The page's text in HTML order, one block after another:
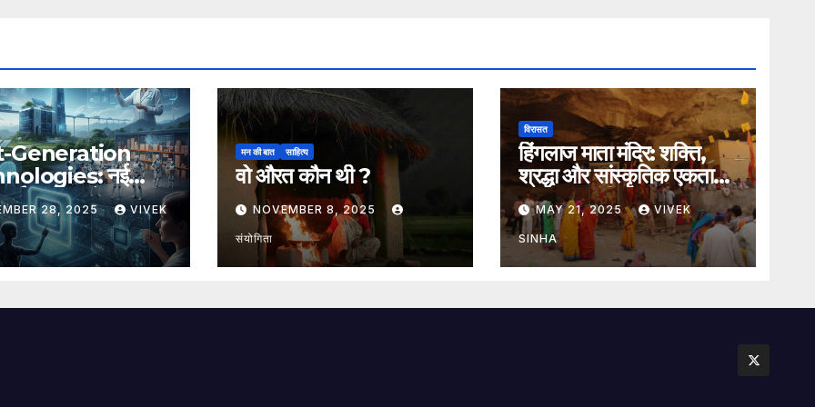
Generation
नई
नई संभावनाएँ, नया
28, 2025 VIVEK
मन की बात साहित्य
वो औरत कौन थी ?
NOVEMBER 8, 2025
संयोगिता
विरासत
हिंगलाज माता मंदिर: शक्ति,
श्रद्धा और सांस्कृतिक एकता
का अमर प्रतीक
MAY 21, 2025 VIVEK
SINHA